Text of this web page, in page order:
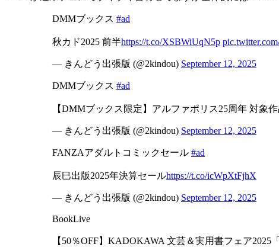
DMMブックス #ad
秋カド2025 前半https://t.co/XSBWiUqN5p
— きんどう出張版 (@2kindou) September 12, 2025
DMMブックス #ad
【DMMブックス限定】アルファポリス25周年 対象
— きんどう出張版 (@2kindou) September 12, 2025
FANZAアダルトコミックセール #ad
辰巳出版2025年決算セールhttps://t.co/icWpXtFjhX
— きんどう出張版 (@2kindou) September 12, 2025
BookLive
【50％OFF】KADOKAWA 文芸＆実用書フェア2025「